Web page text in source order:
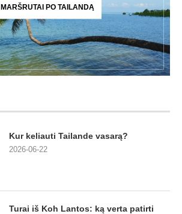
MARŠRUTAI PO TAILANDĄ
Kur keliauti Tailande vasarą?
2026-06-22
Turai iš Koh Lantos: ką verta patirti